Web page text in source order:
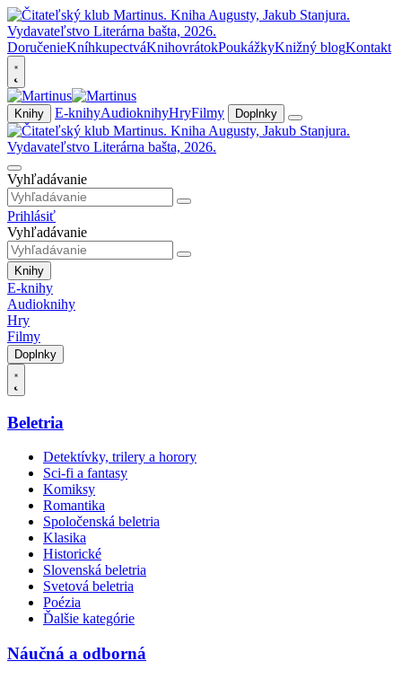
DoručenieKníhkupectváKnihovrátokPoukážkyKnižný blogKontakt
Knihy E-knihyAudioknihyHryFilmy Doplnky
Vyhľadávanie
Prihlásiť
Vyhľadávanie
Knihy
E-knihy
Audioknihy
Hry
Filmy
Doplnky
Beletria
Detektívky, trilery a horory
Sci-fi a fantasy
Komiksy
Romantika
Spoločenská beletria
Klasika
Historické
Slovenská beletria
Svetová beletria
Poézia
Ďalšie kategórie
Náučná a odborná